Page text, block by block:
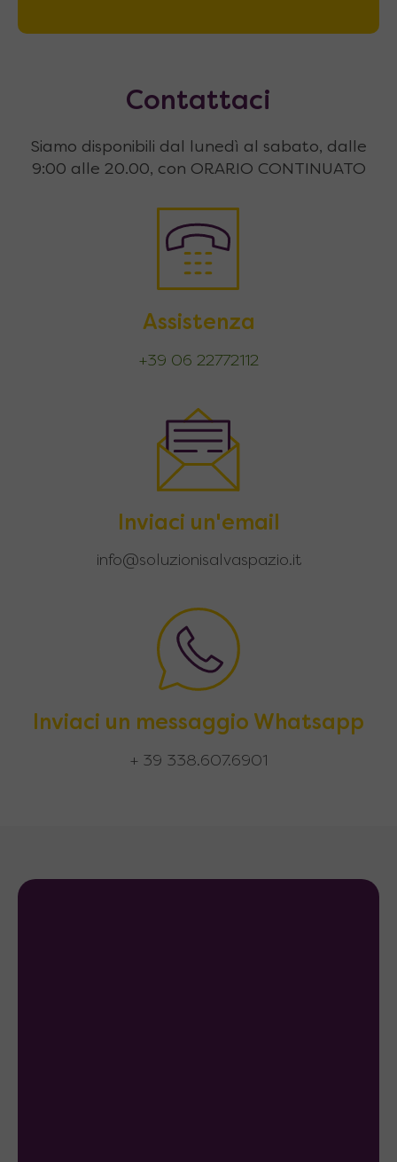
Contattaci
Siamo disponibili dal lunedì al sabato, dalle
9:00 alle 20.00, con ORARIO CONTINUATO
Assistenza
+39 06 22772112
Inviaci un'email
info@soluzionisalvaspazio.it
Inviaci un messaggio Whatsapp
+ 39 338.607.6901